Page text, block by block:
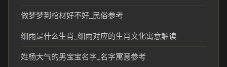
做梦梦到棺材好不好_民俗参考
细雨是什么生肖_细雨对应的生肖文化寓意解读
姓杨大气的男宝宝名字_名字寓意参考